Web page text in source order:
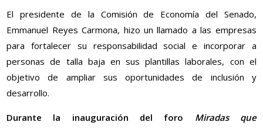
El presidente de la Comisión de Economía del Senado,
Emmanuel Reyes Carmona, hizo un llamado a las empresas
para fortalecer su responsabilidad social e incorporar a
personas de talla baja en sus plantillas laborales, con el
objetivo de ampliar sus oportunidades de inclusión y
desarrollo.
Durante la inauguración del foro Miradas que